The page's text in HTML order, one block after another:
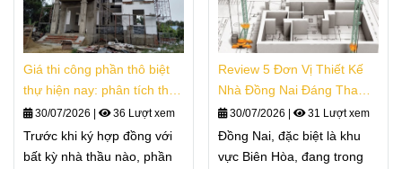
Giá thi công phần thô biệt
thự hiện nay: phân tích thực
tế30/07/2026 36 Lượt xem
Trước khi ký hợp đồng với
bất kỳ nhà thầu nào, phần
Review 5 Đơn Vị Thiết Kế
Nhà Đồng Nai Đáng Tham
Khảo
30/07/2026 31 Lượt xem
Đồng Nai, đặc biệt là khu
vực Biên Hòa, đang trong